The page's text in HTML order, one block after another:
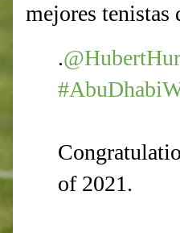
mejores tenistas
.
of 2021.